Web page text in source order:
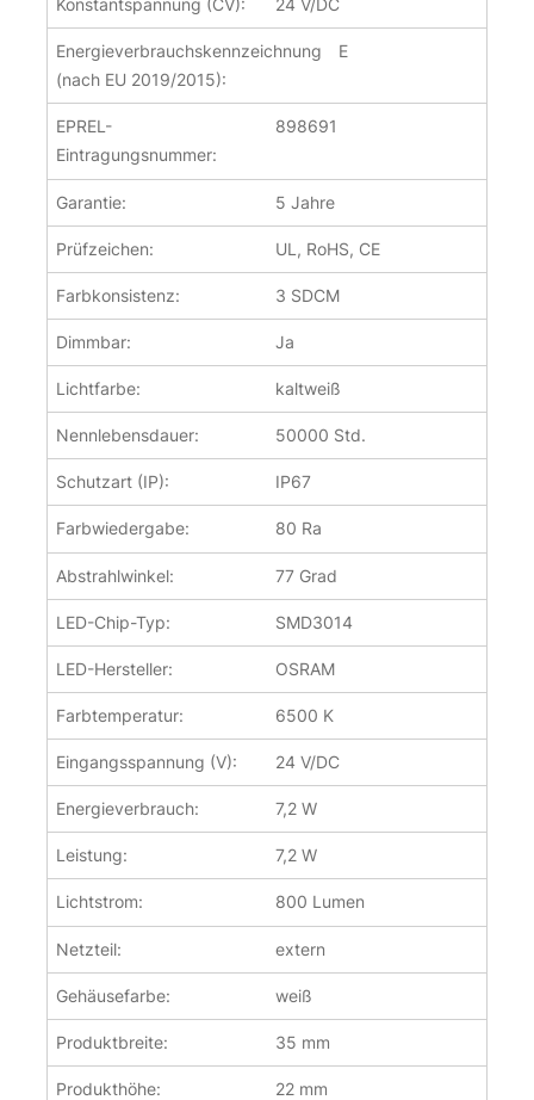
Konstantspannung (CV): 24 V/DC
Energieverbrauchskennzeichnung
(nach EU 2019/2015):
E
EPREL-
Eintragungsnummer:
898691
Garantie: 5 Jahre
Prüfzeichen: UL, RoHS, CE
Farbkonsistenz: 3 SDCM
Dimmbar: Ja
Lichtfarbe: kaltweiß
Nennlebensdauer: 50000 Std.
Schutzart (IP): IP67
Farbwiedergabe: 80 Ra
Abstrahlwinkel: 77 Grad
LED-Chip-Typ: SMD3014
LED-Hersteller: OSRAM
Farbtemperatur: 6500 K
Eingangsspannung (V): 24 V/DC
Energieverbrauch: 7,2 W
Leistung: 7,2 W
Lichtstrom: 800 Lumen
Netzteil: extern
Gehäusefarbe: weiß
Produktbreite: 35 mm
Produkthöhe: 22 mm